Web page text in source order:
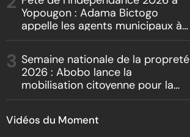
Yopougon : Adama Bictogo
appelle les agents municipaux à
Semaine nationale de la propreté
2026 : Abobo lance la
mobilisation citoyenne pour la
Vidéos du Moment